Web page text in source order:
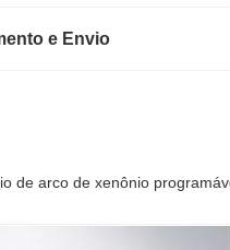
e Envio
de arco de xenônio